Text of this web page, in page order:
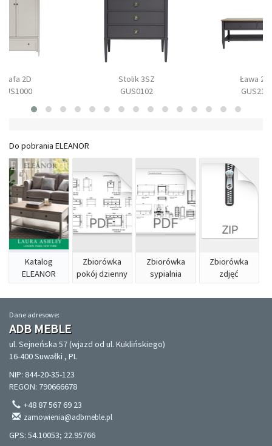
Szafa 2D
Stolik 3SZ
GUS0102
Ława
Do pobrania ELEANOR
Katalog
ELEANOR
Zbiorówka
pokój dzienny
Zbiorówka
sypialnia
Zbiorówka
zdjęć
Dane adresowe:
ADB MEBLE
ul. Sejneńska 57 (wjazd od ul. Kuklińskiego)
16-400 Suwałki , PL
NIP: 844-20-35-123
REGON: 790666678
+48 87 567 69 23
zamowienia@adbmeble.pl
GPS: 54.10053; 22.95766